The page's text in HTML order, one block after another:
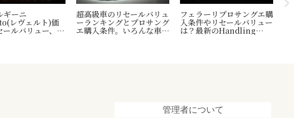
ギーニ
レヴェルト)価
ールバリュー、納
超高級車のリセールバリュ
ーランキングとプロサング
エ購入条件。いろんな車の
フェラーリプロサングエ購
入条件やリセールバリュー
は？最新のHandling
管理者について